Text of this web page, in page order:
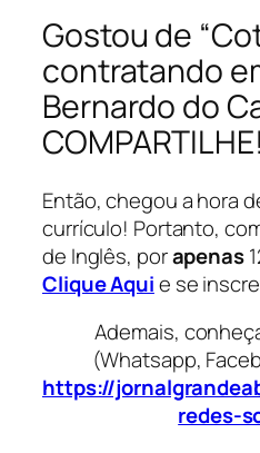
Gostou de
contratando
Bernardo do
COMPARTILHE!
Então, chegou a hora
currículo! Portanto,
de Inglês, porapenas
Clique Aquie se
Ademais,
(Whatsapp,
https://
redes-